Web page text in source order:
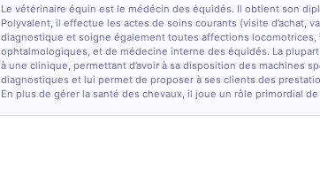
Le vétérinaire équin est le médécin des équidés. Il obtient son
Polyvalent, il effectue les actes de soins courants (visite d’achat,
diagnostique et soigne également toutes affections
ophtalmologiques, et de médecine interne des équidés. La
à une clinique, permettant d’avoir à sa disposition des machines
diagnostiques et lui permet de proposer à ses clients des
En plus de gérer la santé des chevaux, il joue un rôle primordial